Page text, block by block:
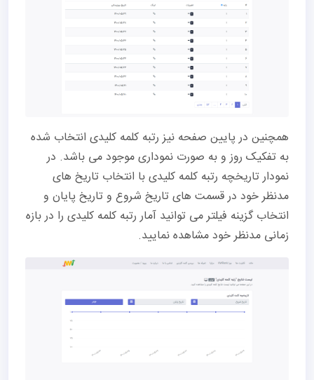
همچنین در پایین صفحه نیز رتبه کلمه کلیدی انتخاب شده
به تفکیک روز و به صورت نموداری موجود می باشد. در
نمودار تاریخچه رتبه کلمه کلیدی با انتخاب تاریخ های
مدنظر خود در قسمت های تاریخ شروع و تاریخ پایان و
انتخاب گزینه فیلتر می توانید آمار رتبه کلمه کلیدی را در بازه
زمانی مدنظر خود مشاهده نمایید.